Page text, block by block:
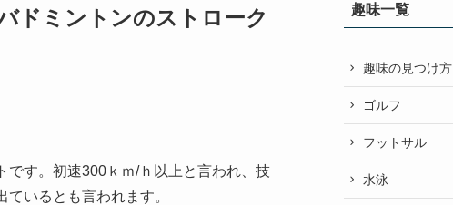
ドミントンのストローク
です。初速300ｋｍ/ｈ以上と言われ、技
いるとも言われます。
趣味一覧
趣味の見つけ方
ゴルフ
フットサル
水泳